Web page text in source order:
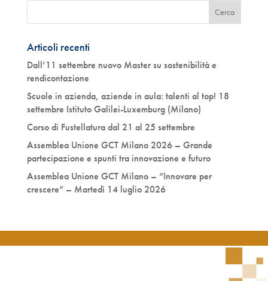
Articoli recenti
Dall’11 settembre nuovo Master su sostenibilità e
rendicontazione
Scuole in azienda, aziende in aula: talenti al top! 18
settembre Istituto Galilei-Luxemburg (Milano)
Corso di Fustellatura dal 21 al 25 settembre
Assemblea Unione GCT Milano 2026 – Grande
partecipazione e spunti tra innovazione e futuro
Assemblea Unione GCT Milano – “Innovare per
crescere” – Martedì 14 luglio 2026